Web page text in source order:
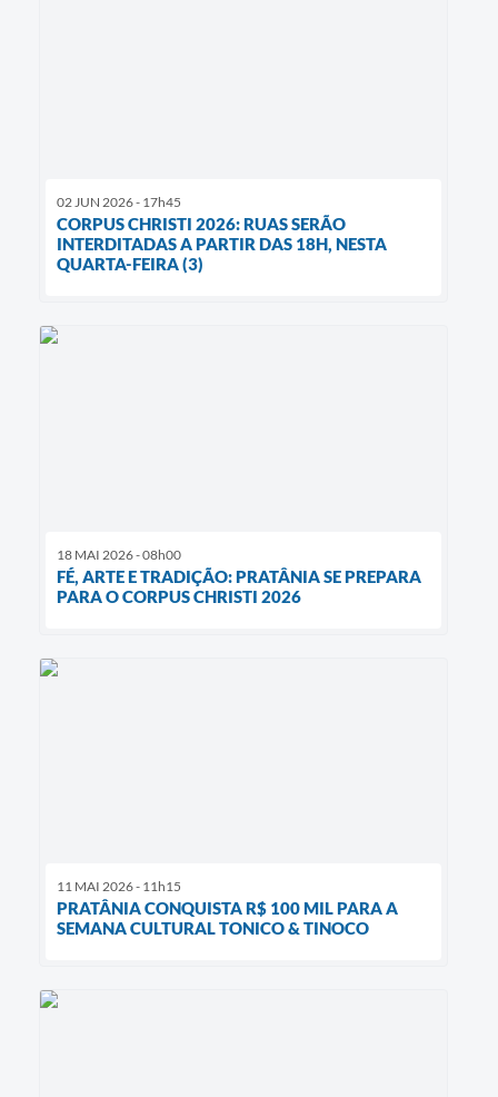
02 JUN 2026 - 17h45
CORPUS CHRISTI 2026: RUAS SERÃO
INTERDITADAS A PARTIR DAS 18H, NESTA
QUARTA-FEIRA (3)
18 MAI 2026 - 08h00
FÉ, ARTE E TRADIÇÃO: PRATÂNIA SE PREPARA
PARA O CORPUS CHRISTI 2026
11 MAI 2026 - 11h15
PRATÂNIA CONQUISTA R$ 100 MIL PARA A
SEMANA CULTURAL TONICO & TINOCO